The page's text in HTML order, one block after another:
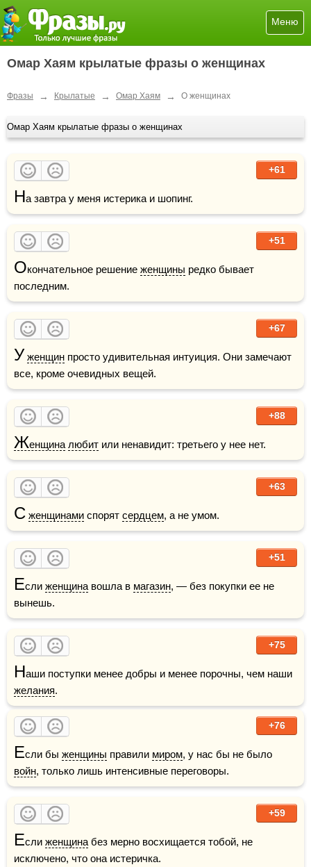
Меню
Омар Хаям крылатые фразы о женщинах
Фразы → Крылатые → Омар Хаям → О женщинах
Омар Хаям крылатые фразы о женщинах
+61
На завтра у меня истерика и шопинг.
+51
Окончательное решение женщины редко бывает
последним.
+67
У женщин просто удивительная интуиция. Они замечают
все, кроме очевидных вещей.
+88
Женщина любит или ненавидит: третьего у нее нет.
+63
С женщинами спорят сердцем, а не умом.
+51
Если женщина вошла в магазин, — без покупки ее не
вынешь.
+75
Н
желания.
+76
Если бы женщины правили миром
войн, только лишь интенсивные переговоры.
+59
Если женщина без мерно восхищается тобой, не
исключено, что она истеричка.